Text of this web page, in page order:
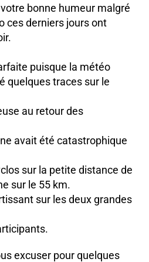
bonne humeur malgré
ces derniers jours ont
puisque la météo
quelques traces sur le
au retour des
avait été catastrophique
sur la petite distance de
sur le 55 km.
sur les deux grandes
excuser pour quelques